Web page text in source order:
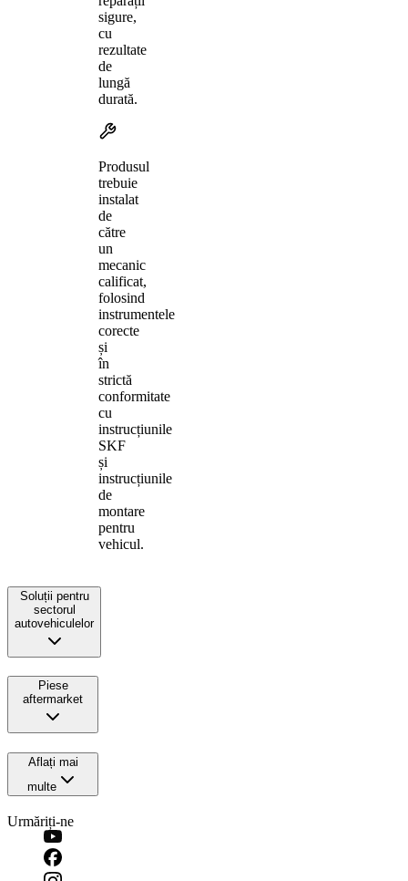
sigure,
cu
rezultate
de
lungă
durată.
Produsul
trebuie
instalat
de
către
un
mecanic
calificat,
folosind
instrumentele
corecte
și
în
strictă
conformitate
cu
instrucțiunile
SKF
și
instrucțiunile
de
montare
pentru
vehicul.
Soluții pentru
sectorul
autovehiculelor
Piese
aftermarket
Aflați mai
multe
Urmăriți-ne